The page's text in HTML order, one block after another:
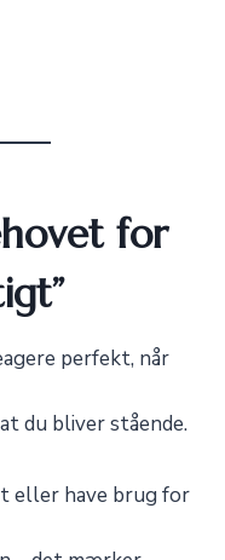
for
perfekt, når
du bliver stående.
eller have brug for